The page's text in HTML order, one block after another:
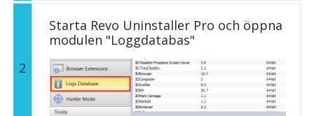
2
Starta Revo Uninstaller Pro och öppna
modulen "Loggdatabas"